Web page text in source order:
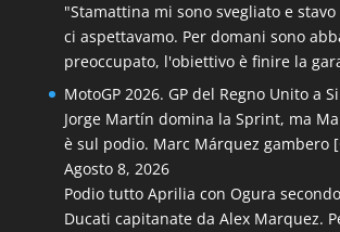
"Stamattina mi sono svegliato e
ci aspettavamo. Per domani sono
preoccupato, l'obiettivo è finire la
MotoGP 2026. GP del Regno Unito a
Jorge Martín domina la Sprint, ma
è sul podio. Marc Márquez gambero
Agosto 8, 2026
Podio tutto Aprilia con Ogura
Ducati capitanate da Alex Marquez.